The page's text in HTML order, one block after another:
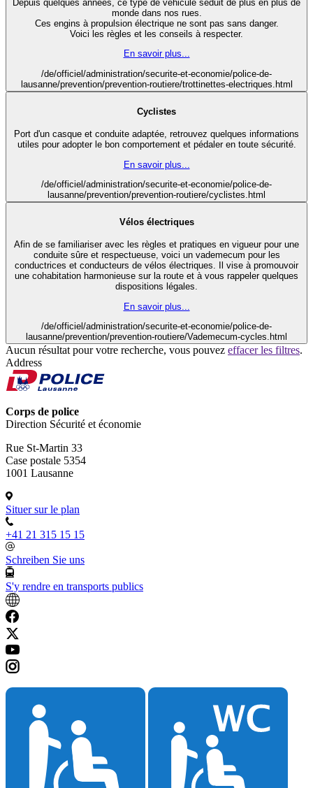
Depuis quelques années, ce type de véhicule séduit de plus en plus de
monde dans nos rues.
Ces engins à propulsion électrique ne sont pas sans danger.
Voici les règles et les conseils à respecter.
En savoir plus...
/de/officiel/administration/securite-et-economie/police-de-
lausanne/prevention/prevention-routiere/trottinettes-electriques.html
Cyclistes
Port d'un casque et conduite adaptée, retrouvez quelques informations
utiles pour adopter le bon comportement et pédaler en toute sécurité.
En savoir plus...
/de/officiel/administration/securite-et-economie/police-de-
lausanne/prevention/prevention-routiere/cyclistes.html
Vélos électriques
Afin de se familiariser avec les règles et pratiques en vigueur pour une
conduite sûre et respectueuse, voici un vademecum pour les
conductrices et conducteurs de vélos électriques. Il vise à promouvoir
une cohabitation harmonieuse sur la route et à vous rappeler quelques
dispositions légales.
En savoir plus...
/de/officiel/administration/securite-et-economie/police-de-
lausanne/prevention/prevention-routiere/Vademecum-cycles.html
Aucun résultat pour votre recherche, vous pouvez effacer les filtres.
Address
Corps de police
Direction Sécurité et économie
Rue St-Martin 33
Case postale 5354
1001 Lausanne
Situer sur le plan
+41 21 315 15 15
Schreiben Sie uns
S'y rendre en transports publics